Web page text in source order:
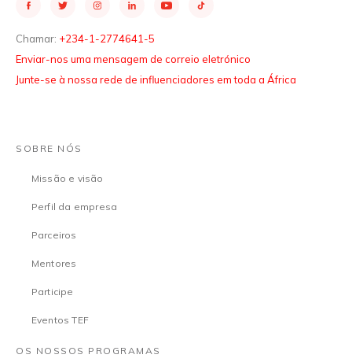
Chamar: +234-1-2774641-5
Enviar-nos uma mensagem de correio eletrónico
Junte-se à nossa rede de influenciadores em toda a África
SOBRE NÓS
Missão e visão
Perfil da empresa
Parceiros
Mentores
Participe
Eventos TEF
OS NOSSOS PROGRAMAS